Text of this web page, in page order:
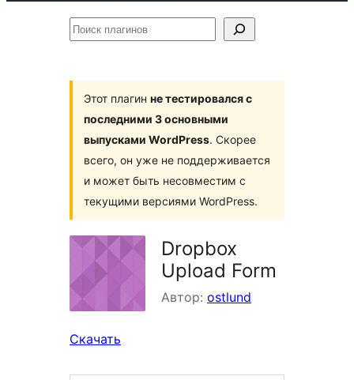
Поиск
Этот плагин не тестировался с
последними 3 основными
выпусками WordPress. Скорее
всего, он уже не поддерживается
и может быть несовместим с
текущими версиями WordPress.
Dropbox
Upload Form
Автор: ostlund
Скачать